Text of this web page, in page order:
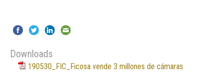
Downloads
190530_FIC_Ficosa vende 3 millones de cámaras